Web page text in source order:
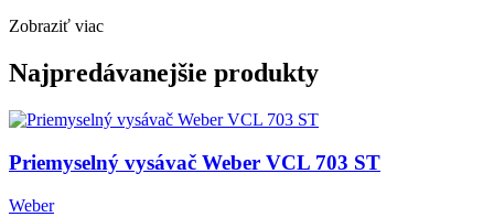
Zobraziť viac
Najpredávanejšie produkty
Priemyselný vysávač Weber VCL 703 ST
Weber